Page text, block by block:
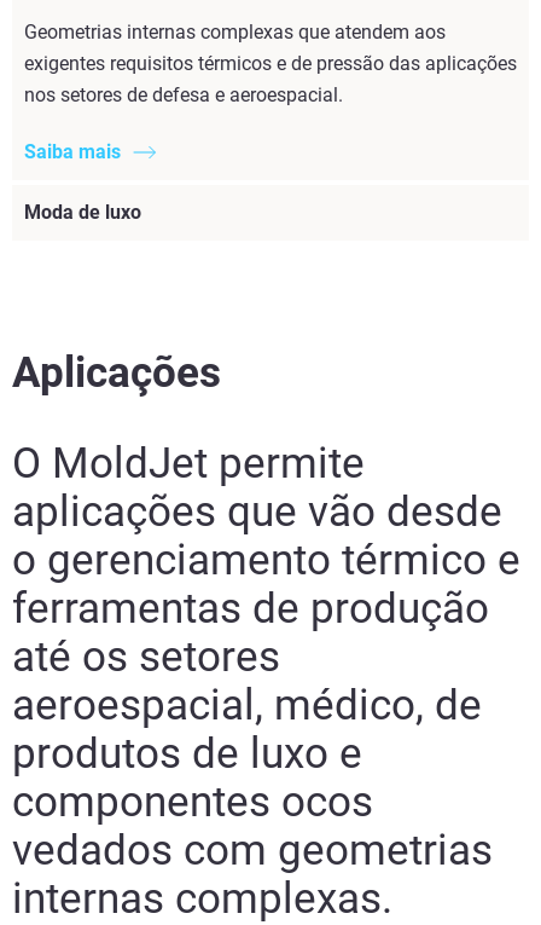
Geometrias internas complexas que atendem aos
exigentes requisitos térmicos e de pressão das aplicações
nos setores de defesa e aeroespacial.
Saiba mais
Moda de luxo
Saiba mais
Aplicações
O MoldJet permite
aplicações que vão desde
o gerenciamento térmico e
ferramentas de produção
até os setores
aeroespacial, médico, de
produtos de luxo e
componentes ocos
vedados com geometrias
internas complexas.